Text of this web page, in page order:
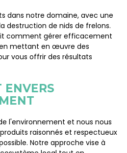
dans notre domaine, avec une
destruction de nids de frelons.
comment gérer efficacement
mettant en œuvre des
vous offrir des résultats
ENVERS
l'environnement et nous nous
raisonnés et respectueux
Notre approche vise à